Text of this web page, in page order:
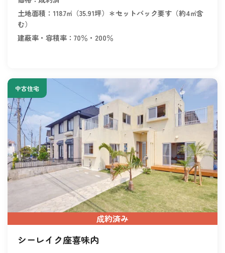
土地面積：118.7㎡（35.91坪）＊セットバック要す（約4㎡含
む）
建蔽率・容積率：70％・200％
中古住宅
成約済み
シーレイク座喜味内